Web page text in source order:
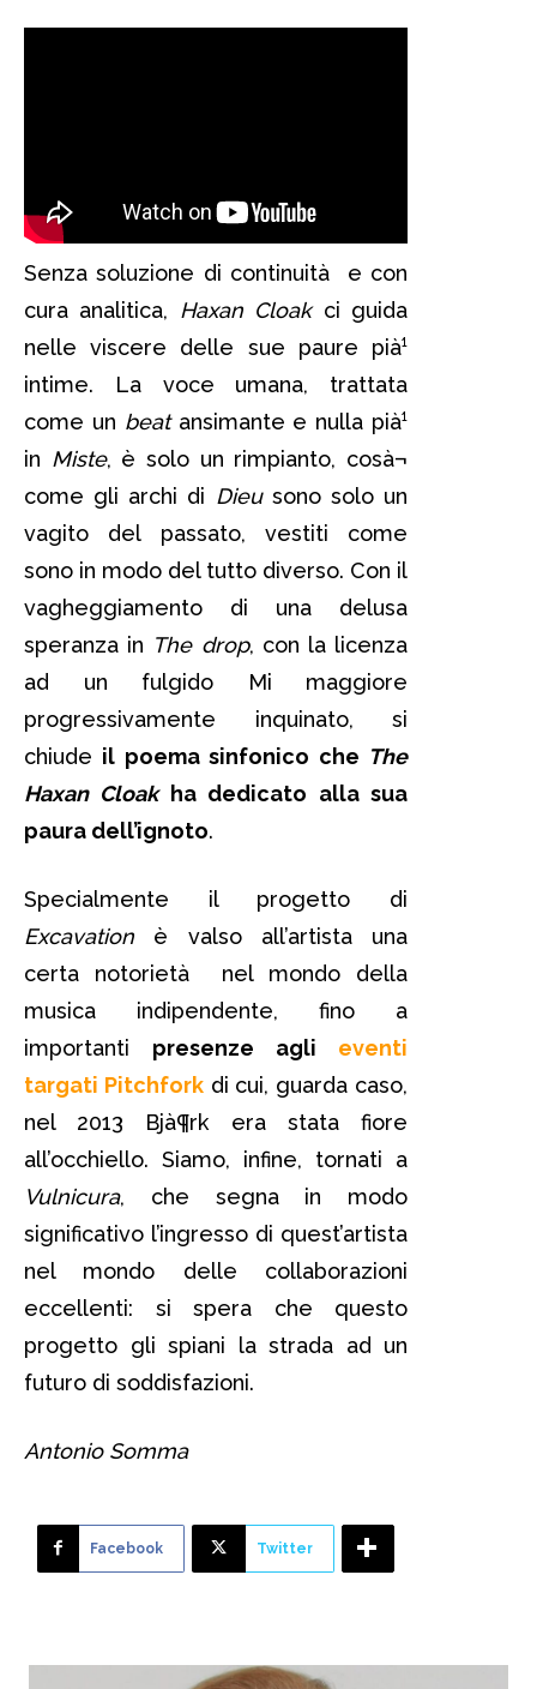
Senza soluzione di continuità e con
cura analitica, Haxan Cloakci guida
nelle viscere delle sue paure pià¹
intime. La voce umana, trattata
come un beat ansimante e nulla pià¹
in Miste, è solo un rimpianto, cosà¬
come gli archi di Dieusono solo un
vagito del passato, vestiti come
sono in modo del tutto diverso. Con il
vagheggiamento di una delusa
speranza in The drop, con la licenza
ad un fulgido Mi maggiore
progressivamente inquinato, si
chiude il poema sinfonico che The
Haxan Cloak ha dedicato alla sua
paura dell’ignoto.
Specialmente il progetto di
Excavation è valso all’artista una
certa notorietà nel mondo della
musica indipendente, fino a
importanti presenze agli eventi
targati Pitchforkdi cui, guarda caso,
nel 2013 Bjà¶rk era stata fiore
all’occhiello. Siamo, infine, tornati a
Vulnicura, che segna in modo
significativo l’ingresso di quest’artista
nel mondo delle collaborazioni
eccellenti: si spera che questo
progetto gli spiani la strada ad un
futuro di soddisfazioni.
Antonio Somma
Facebook Twitter